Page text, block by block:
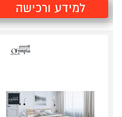
למידע ורכישה